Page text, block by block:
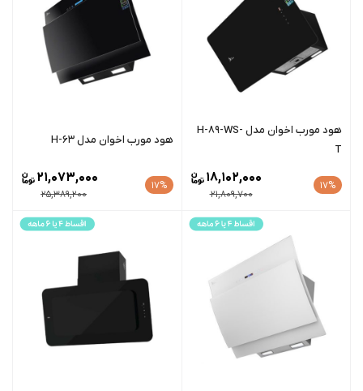
هود مورب اخوان مدل H-89-WS-
T
17%
21,809,700
18,102,000
هود مورب اخوان مدل H-63
17%
25,389,200
21,073,000